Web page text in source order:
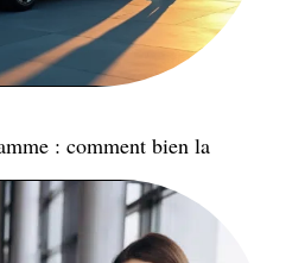
: comment bien la